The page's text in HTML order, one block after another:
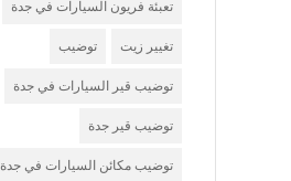
تعبئة فريون السيارات في جدة
تغيير زيت توضيب
توضيب قير السيارات في جدة
توضيب قير جدة
توضيب مكائن السيارات في جدة